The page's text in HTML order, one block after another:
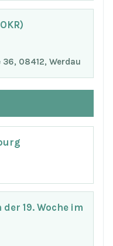
08412, Werdau
19. Woche im